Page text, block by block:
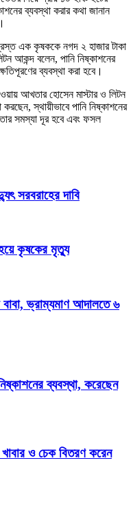
ব্যবস্থা করার কথা জানান
এক কৃষককে নগদ ২ হাজার টাকা
আকন্দ বলেন, পানি নিষ্কাশনের
ব্যবস্থা করা হবে।
আখতার হোসেন মাস্টার ও লিটন
স্থায়ীভাবে পানি নিষ্কাশনের
সমস্যা দূর হবে এবং ফসল
সরবরাহের দাবি
হয়ে কৃষকের মৃত্যু
ভ্রাম্যমাণ আদালতে ৬
ব্যবস্থা, করেছেন
ও চেক বিতরণ করেন